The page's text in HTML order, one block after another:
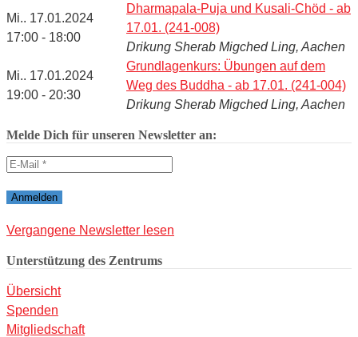
Mi.. 17.01.2024
17:00 - 18:00
Dharmapala-Puja und Kusali-Chöd - ab
17.01. (241-008)
Drikung Sherab Migched Ling, Aachen
Mi.. 17.01.2024
19:00 - 20:30
Grundlagenkurs: Übungen auf dem
Weg des Buddha - ab 17.01. (241-004)
Drikung Sherab Migched Ling, Aachen
Melde Dich für unseren Newsletter an:
Vergangene Newsletter lesen
Unterstützung des Zentrums
Übersicht
Spenden
Mitgliedschaft